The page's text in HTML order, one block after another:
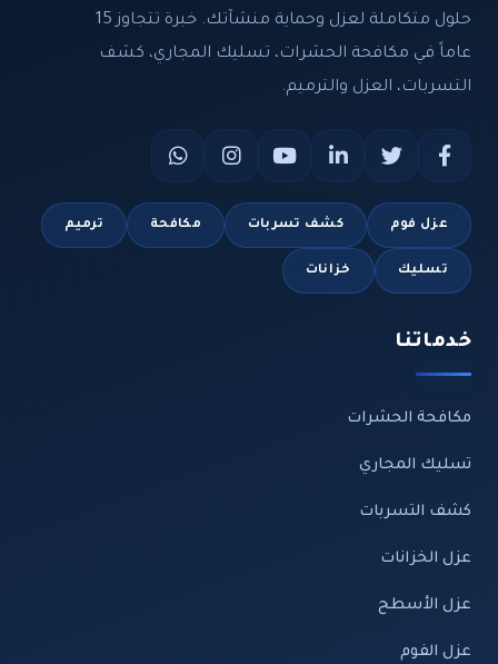
حلول متكاملة لعزل وحماية منشآتك. خبرة تتجاوز 15
عاماً في مكافحة الحشرات، تسليك المجاري، كشف
التسربات، العزل والترميم.
عزل فوم كشف تسربات مكافحة ترميم
تسليك خزانات
خدماتنا
مكافحة الحشرات
تسليك المجاري
كشف التسربات
عزل الخزانات
عزل الأسطح
عزل الفوم